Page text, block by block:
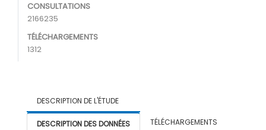
CONSULTATIONS
2166235
TÉLÉCHARGEMENTS
1312
DESCRIPTION DE L'ÉTUDE
DESCRIPTION DES DONNÉES TÉLÉCHARGEMENTS